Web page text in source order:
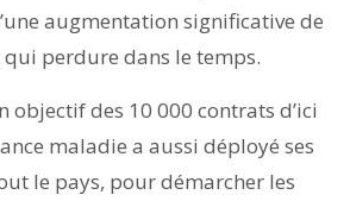
augmentation significative de
perdure dans le temps.
objectif des 10 000 contrats d’ici
maladie a aussi déployé ses
le pays, pour démarcher les